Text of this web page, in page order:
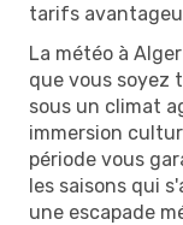
tarifs
La météo à
que vous soyez
sous un climat
immersion
période vous
les saisons qui
une escapade